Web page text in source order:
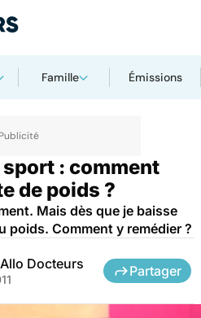
Famille Émissions
sport
: comment
de poids ?
Mais dès que je baisse
poids. Comment y remédier ?
Docteurs Partager